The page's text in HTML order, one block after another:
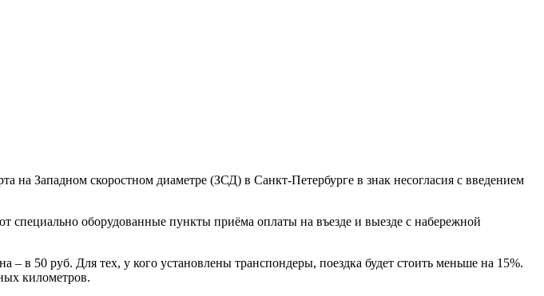
на Западном скоростном диаметре (ЗСД) в Санкт-Петербурге в знак несогласия с введением
специально оборудованные пункты приёма оплаты на въезде и выезде с набережной
в 50 руб. Для тех, у кого установлены транспондеры, поездка будет стоить меньше на 15%.
километров.